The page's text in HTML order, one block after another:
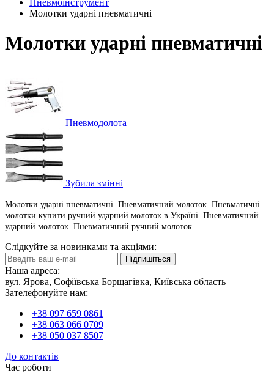
Пневмоінструмент
Молотки ударні пневматичні
Молотки ударні пневматичні
Пневмодолота
Зубила змінні
Молотки ударні пневматичні. Пневматичний молоток. Пневматичні
молотки купити ручний ударний молоток в Україні. Пневматичний
ударний молоток. Пневматичний ручний молоток.
Слідкуйте за новинками та акціями:
Підпишіться
Наша адреса:
вул. Ярова, Софіївська Борщагівка, Київська область
Зателефонуйте нам:
+38 097 659 0861
+38 063 066 0709
+38 050 037 8507
До контактів
Час роботи